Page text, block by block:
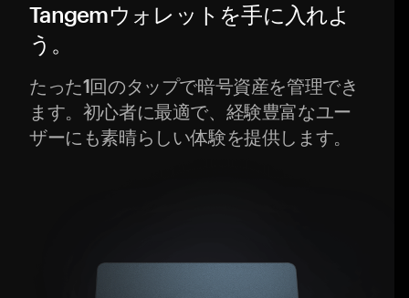
Tangemウォレットを手に入れよ
う。
たった1回のタップで暗号資産を管理でき
ます。初心者に最適で、経験豊富なユー
ザーにも素晴らしい体験を提供します。